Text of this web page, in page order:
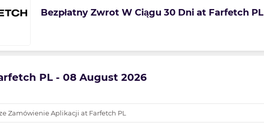
Bezpłatny Zwrot W Ciągu 30 Dni at Farfetch PL
PL - 08 August 2026
Zamówienie Aplikacji at Farfetch PL